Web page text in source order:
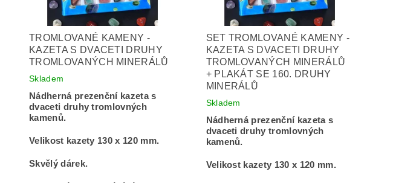
TROMLOVANÉ KAMENY -
KAZETA S DVACETI DRUHY
TROMLOVANÝCH MINERÁLŮ
Skladem
Nádherná prezenční kazeta s
dvaceti druhy tromlovných
kamenů.
Velikost kazety 130 x 120 mm.
Skvělý dárek.
SET TROMLOVANÉ KAMENY -
KAZETA S DVACETI DRUHY
TROMLOVANÝCH MINERÁLŮ
+ PLAKÁT SE 160. DRUHY
MINERÁLŮ
Skladem
Nádherná prezenční kazeta s
dvaceti druhy tromlovných
kamenů.
Velikost kazety 130 x 120 mm.